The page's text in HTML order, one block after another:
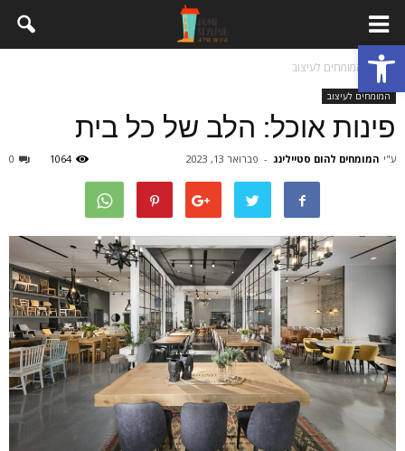
פתח סרגל נגישות
בית המומחים לעיצוב
המומחים לעיצוב
פינות אוכל: הלב של כל בית
ע"י המומחים להום סטיילינג - פברואר 13, 2023 0 1064